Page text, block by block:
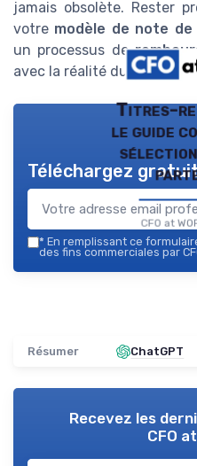
jamais obsolète. Rester
votre modèle de note
un processus de
avec la réalité du terrain.
Titres-
le guide
CFO at
Téléchargez
* En remplissant ce
des fins commerciales par
Résumer ChatGPT
Recevez les
CFO